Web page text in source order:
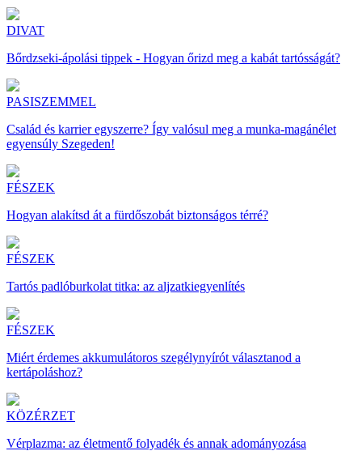
DIVAT
Bőrdzseki-ápolási tippek - Hogyan őrizd meg a kabát tartósságát?
PASISZEMMEL
Család és karrier egyszerre? Így valósul meg a munka-magánélet
egyensúly Szegeden!
FÉSZEK
Hogyan alakítsd át a fürdőszobát biztonságos térré?
FÉSZEK
Tartós padlóburkolat titka: az aljzatkiegyenlítés
FÉSZEK
Miért érdemes akkumulátoros szegélynyírót választanod a
kertápoláshoz?
KÖZÉRZET
Vérplazma: az életmentő folyadék és annak adományozása